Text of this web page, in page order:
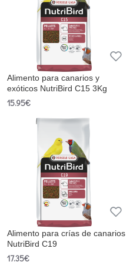
Alimento para canarios y
exóticos NutriBird C15 3Kg
15.95€
Alimento para crías de canarios
NutriBird C19
17.35€